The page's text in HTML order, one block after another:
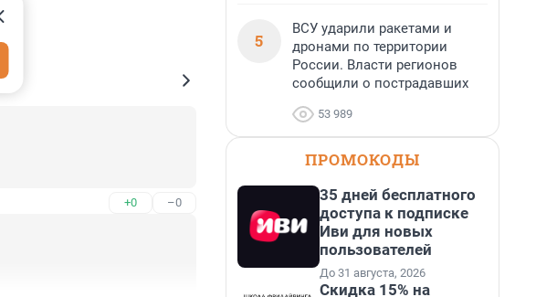
+0 –0
5
ВСУ ударили ракетами и
дронами по территории
России. Власти регионов
сообщили о пострадавших
53 989
ПРОМОКОДЫ
35 дней бесплатного
доступа к подписке
Иви для новых
пользователей
До 31 августа, 2026
Скидка 15% на